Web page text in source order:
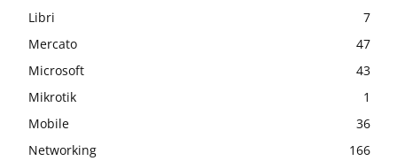
Libri
7
Mercato
47
Microsoft
43
Mikrotik
1
Mobile
36
Networking
166